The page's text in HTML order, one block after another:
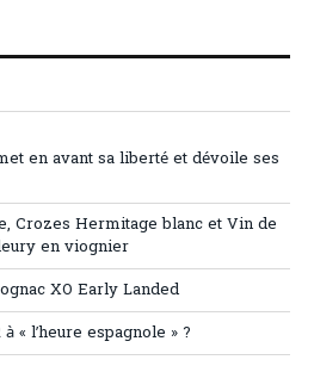
en avant sa liberté et dévoile ses
Crozes Hermitage blanc et Vin de
en viognier
XO Early Landed
« l’heure espagnole » ?